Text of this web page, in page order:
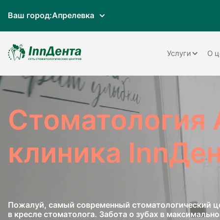
Ваш город:Апрелевка
Услуги
Детская
О
Стоматология
клиника
Пожалуй, самый современный стоматологический
в кресле стоматолога. Забота о зубах в